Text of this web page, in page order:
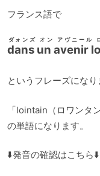
フランス語で
dans un avenir
ダォンズ オン アヴニール
というフレーズになり
「lointain（ロワンタ
の単語になります。
⬇️発音の確認はこちら⬇️